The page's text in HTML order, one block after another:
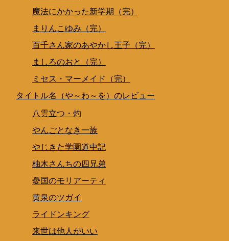
魔法にかかった新学期（完）
まりんこゆみ（完）
百千さん家のあやかし王子（完）
ましろのおと（完）
ミセス・マーメイド（完）
タイトル名（や～わ～を）のレビュー
八雲立つ・灼
やんごとなき一族
やじきた学園道中記
柚木さんちの四兄弟
憂国のモリアーティ
黄泉のツガイ
ライドンキング
来世は他人がいい